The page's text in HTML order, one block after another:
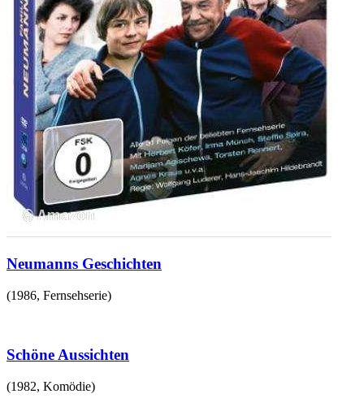
Neumanns Geschichten
(1986, Fernsehserie)
Schöne Aussichten
(1982, Komödie)